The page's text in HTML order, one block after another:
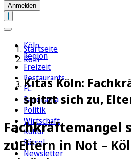
Anmelden
Köln
Region
Freizeit
Restaurants
FC
Panorama
Politik
Wirtschaft
Kultur
Rätsel
Newsletter
Startseite
Köln
Kitas Köln:
spitzt sich zu,
Fachkräftemangel
zuEltern in Not –